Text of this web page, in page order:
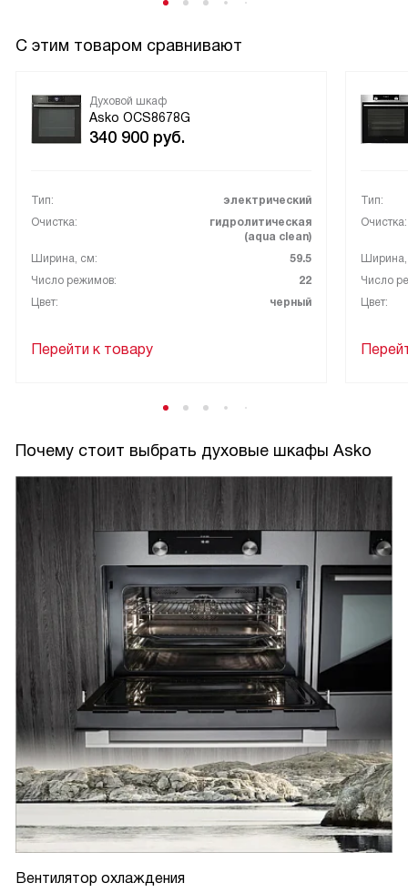
С этим товаром сравнивают
Духовой шкаф
Asko OCS8678G
340 900 руб.
Тип:
электрический
Очистка:
гидролитическая
(aqua clean)
Ширина, см:
59.5
Число режимов:
22
Цвет:
черный
Перейти к товару
Тип:
Очистка:
Число
Цвет:
Почему стоит выбрать духовые шкафы Asko
Вентилятор охлаждения